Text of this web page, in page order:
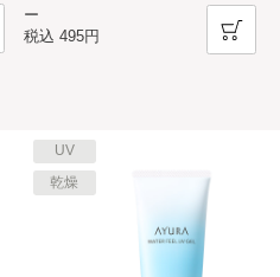
ー
税込495円
UV
乾燥